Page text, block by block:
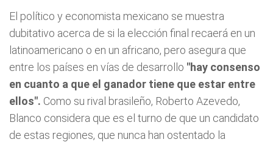
El político y economista mexicano se muestra
dubitativo acerca de si la elección final recaerá en un
latinoamericano o en un africano, pero asegura que
entre los países en vías de desarrollo "hay consenso
en cuanto a que el ganador tiene que estar entre
ellos". Como su rival brasileño, Roberto Azevedo,
Blanco considera que es el turno de que un candidato
de estas regiones, que nunca han ostentado la